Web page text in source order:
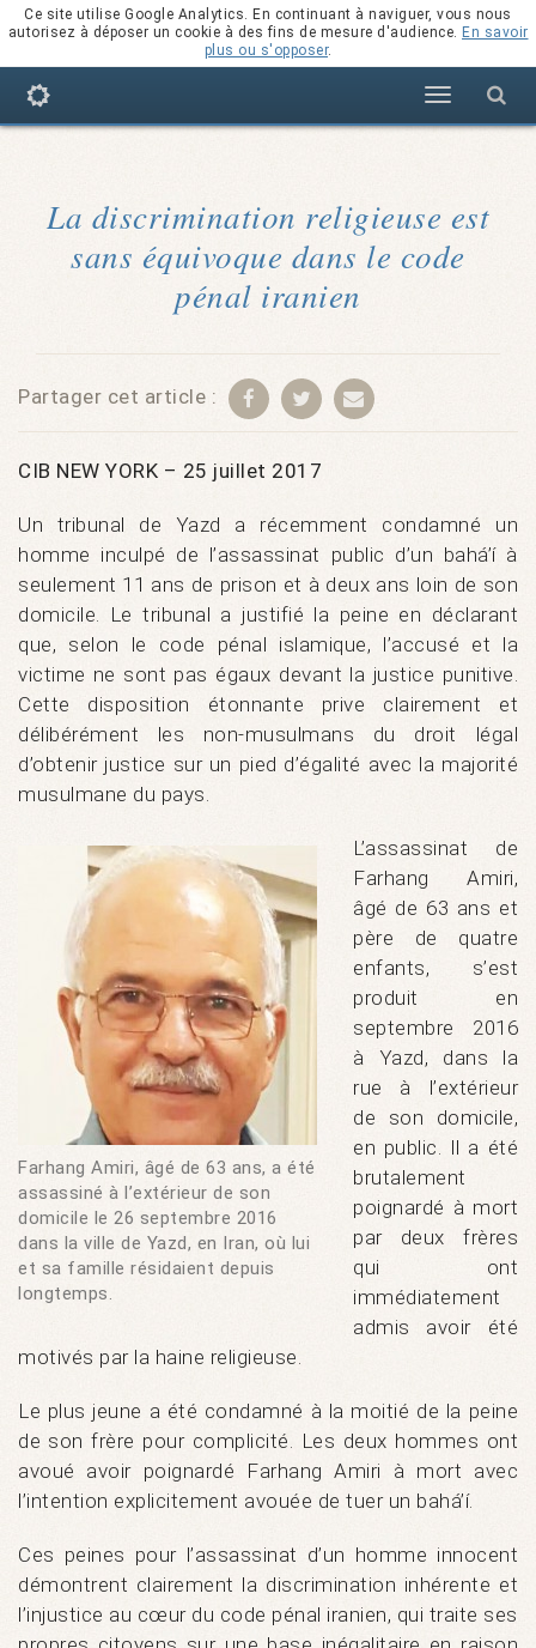
Ce site utilise Google Analytics. En continuant à naviguer, vous nous
autorisez à déposer un cookie à des fins de mesure d'audience. En savoir
plus ou s'opposer.
Navigation
La discrimination religieuse est
sans équivoque dans le code
pénal iranien
Partager cet article :
CIB NEW YORK – 25 juillet 2017
Un tribunal de Yazd a récemment condamné un
homme inculpé de l’assassinat public d’un bahá’í à
seulement 11 ans de prison et à deux ans loin de son
domicile. Le tribunal a justifié la peine en déclarant
que, selon le code pénal islamique, l’accusé et la
victime ne sont pas égaux devant la justice punitive.
Cette disposition étonnante prive clairement et
délibérément les non-musulmans du droit légal
d’obtenir justice sur un pied d’égalité avec la majorité
musulmane du pays.
Farhang Amiri, âgé de 63 ans, a été
assassiné à l’extérieur de son
domicile le 26 septembre 2016
dans la ville de Yazd, en Iran, où lui
et sa famille résidaient depuis
longtemps.
L’assassinat de
Farhang Amiri,
âgé de 63 ans et
père de quatre
enfants, s’est
produit en
septembre 2016
à Yazd, dans la
rue à l’extérieur
de son domicile,
en public. Il a été
brutalement
poignardé à mort
par deux frères
qui ont
immédiatement
admis avoir été
motivés par la haine religieuse.
Le plus jeune a été condamné à la moitié de la peine
de son frère pour complicité. Les deux hommes ont
avoué avoir poignardé Farhang Amiri à mort avec
l’intention explicitement avouée de tuer un bahá’í.
Ces peines pour l’assassinat d’un homme innocent
démontrent clairement la discrimination inhérente et
l’injustice au cœur du code pénal iranien, qui traite ses